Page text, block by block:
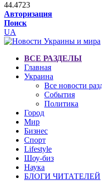
44.4723
Авторизация
Поиск
UA
ВСЕ РАЗДЕЛЫ
Главная
Украина
Все новости
События
Политика
Город
Мир
Бизнес
Спорт
Lifestyle
Шоу-биз
Наука
БЛОГИ ЧИТАТЕЛЕЙ